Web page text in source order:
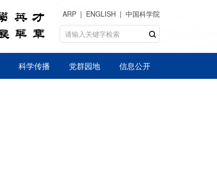
ARP ENGLISH 中国科学院
科学传播 党群园地 信息公开